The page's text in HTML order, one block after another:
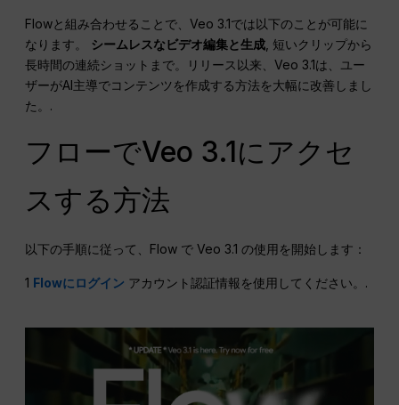
Flowと組み合わせることで、Veo 3.1では以下のことが可能に
なります。 シームレスなビデオ編集と生成 , 短いクリップから
長時間の連続ショットまで。リリース以来、Veo 3.1は、ユー
ザーがAI主導でコンテンツを作成する方法を大幅に改善しまし
た。.
フローでVeo 3.1にアクセ
スする方法
以下の手順に従って、Flow で Veo 3.1 の使用を開始します：
1 Flowにログイン アカウント認証情報を使用してください。.